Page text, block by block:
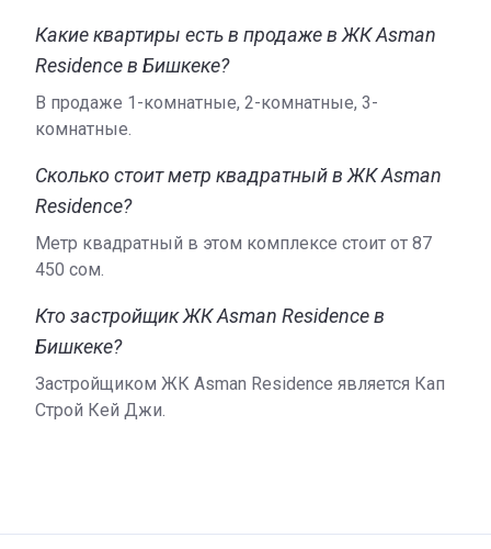
Какие квартиры есть в продаже в ЖК Asman
Residence в Бишкеке?
В продаже 1-комнатные, 2-комнатные, 3-
комнатные.
Сколько стоит метр квадратный в ЖК Asman
Residence?
Метр квадратный в этом комплексе стоит от ‍87
450 сом.
Кто застройщик ЖК Asman Residence в
Бишкеке?
Застройщиком ЖК Asman Residence является Кап
Строй Кей Джи.